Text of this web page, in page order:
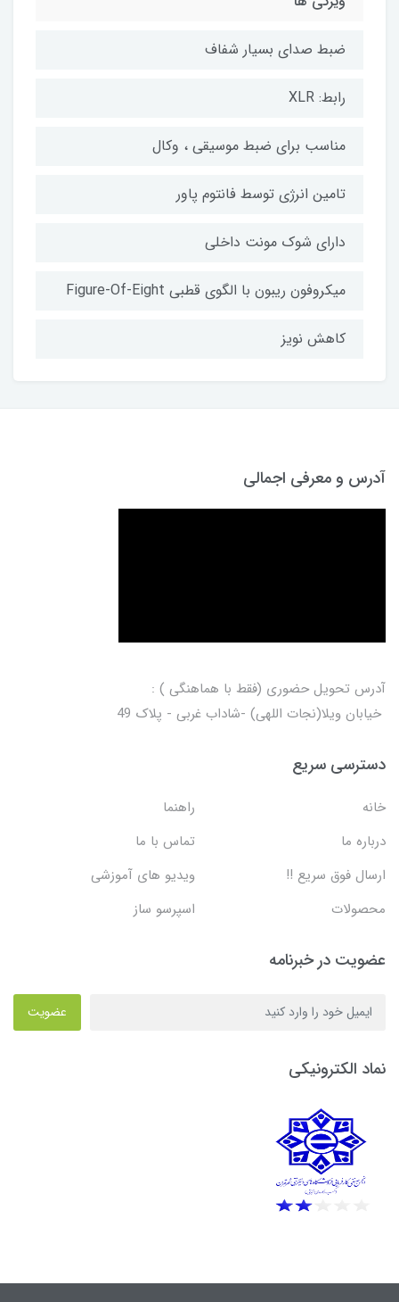
ضبط صدای بسیار شفاف
رابط: XLR
مناسب برای ضبط موسیقی ، وکال
تامین انرژی توسط فانتوم پاور
دارای شوک مونت داخلی
میکروفون ریبون با الگوی قطبی Figure-Of-Eight
کاهش نویز
آدرس و معرفی اجمالی
آدرس تحویل حضوری (فقط با هماهنگی ) :
خیابان ویلا(نجات اللهی) -شاداب غربی - پلاک 49
دسترسی سریع
خانه
راهنما
درباره ما
تماس با ما
ارسال فوق سریع !!
ویدیو های آموزشی
محصولات
اسپرسو ساز
عضویت در خبرنامه
عضویت
نماد الکترونیکی